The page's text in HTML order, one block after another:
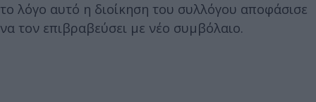
το λόγο αυτό η διοίκηση του συλλόγου αποφάσισε
να τον επιβραβεύσει με νέο συμβόλαιο.